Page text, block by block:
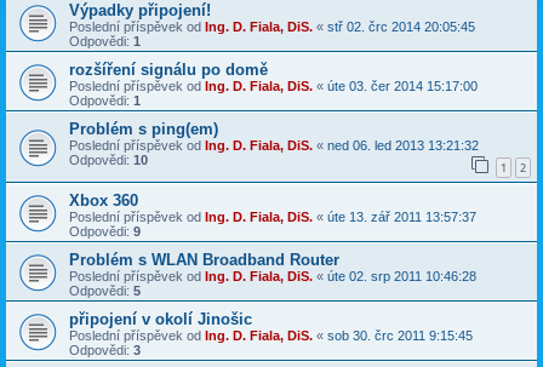
Výpadky připojení!
Poslední příspěvek od Ing. D. Fiala, DiS. « stř 02. črc 2014 20:05:45
Odpovědi: 1
rozšíření signálu po domě
Poslední příspěvek od Ing. D. Fiala, DiS. « úte 03. čer 2014 15:17:00
Odpovědi: 1
Problém s ping(em)
Poslední příspěvek od Ing. D. Fiala, DiS. « ned 06. led 2013 13:21:32
Odpovědi: 10 1 2
Xbox 360
Poslední příspěvek od Ing. D. Fiala, DiS. « úte 13. zář 2011 13:57:37
Odpovědi: 9
Problém s WLAN Broadband Router
Poslední příspěvek od Ing. D. Fiala, DiS. « úte 02. srp 2011 10:46:28
Odpovědi: 5
připojení v okolí Jinošic
Poslední příspěvek od Ing. D. Fiala, DiS. « sob 30. črc 2011 9:15:45
Odpovědi: 3